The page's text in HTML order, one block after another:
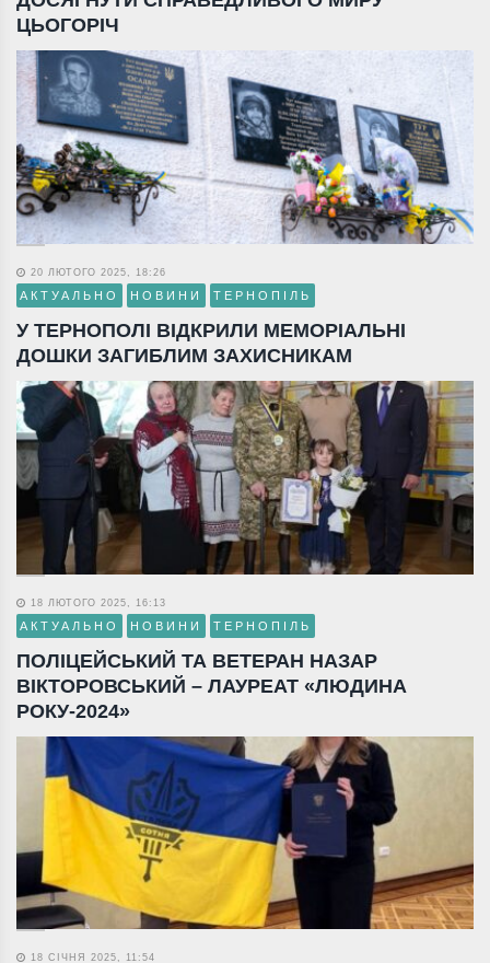
ЦЬОГОРІЧ
20 ЛЮТОГО 2025, 18:26
АКТУАЛЬНО НОВИНИ ТЕРНОПІЛЬ
У ТЕРНОПОЛІ ВІДКРИЛИ МЕМОРІАЛЬНІ
ДОШКИ ЗАГИБЛИМ ЗАХИСНИКАМ
18 ЛЮТОГО 2025, 16:13
АКТУАЛЬНО НОВИНИ ТЕРНОПІЛЬ
ПОЛІЦЕЙСЬКИЙ ТА ВЕТЕРАН НАЗАР
ВІКТОРОВСЬКИЙ – ЛАУРЕАТ «ЛЮДИНА
РОКУ-2024»
18 СІЧНЯ 2025, 11:54